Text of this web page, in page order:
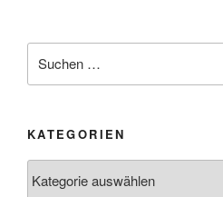
nach:
KATEGORIEN